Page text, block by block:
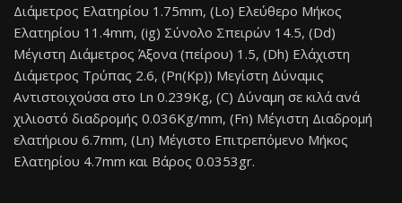
Διάμετρος Ελατηρίου 1.75mm, (Lo) Ελεύθερο Μήκος
Ελατηρίου 11.4mm, (ig) Σύνολο Σπειρών 14.5, (Dd)
Μέγιστη Διάμετρος Άξονα (πείρου) 1.5, (Dh) Ελάχιστη
Διάμετρος Τρύπας 2.6, (Pn(Kp)) Μεγίστη Δύναμις
Αντιστοιχούσα στο Ln 0.239Kg, (C) Δύναμη σε κιλά ανά
χιλιοστό διαδρομής 0.036Kg/mm, (Fn) Μέγιστη Διαδρομή
ελατήριου 6.7mm, (Ln) Μέγιστο Επιτρεπόμενο Μήκος
Ελατηρίου 4.7mm και Βάρος 0.0353gr.